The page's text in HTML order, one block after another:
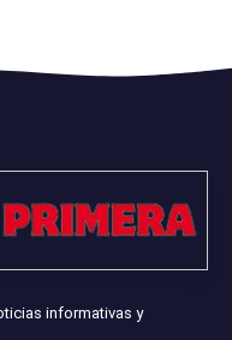
informativas y